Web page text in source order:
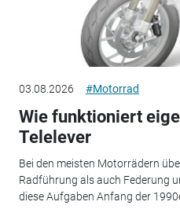
03.08.2026 #Motorrad
Wie funktioniert
Telelever
Bei den meisten Motorrädern
Radführung als auch Federung
diese Aufgaben Anfang der